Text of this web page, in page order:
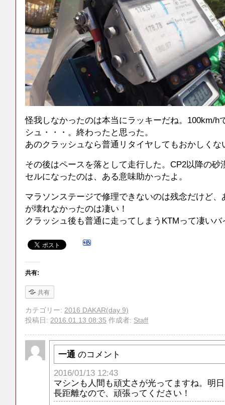
怪我しなかったのは本当にラッキーだね。100km/h
シュ・・・。終わったと思った。
あのクラッシュなら普通リタイヤしてもおかしくな
その後はペースを落として走行した。CP2以降の砂
セルになったのは、ある意味助かったよ。
マラソンステージで修理できないのは残念だけど
が壊れなかったのは凄い！
クラッシュ後も普通に走ってしまうKTMって凄いバ
共有:
共有
カテゴリー: 2016 DAKAR(day 9)
投稿日: 2016.01.13 08:35 作成者: Staff
一通 のコメント
2016/01/13 12:43
マシンも人間も頑丈さが光ってますね。明
長距離なので、頑張ってください！